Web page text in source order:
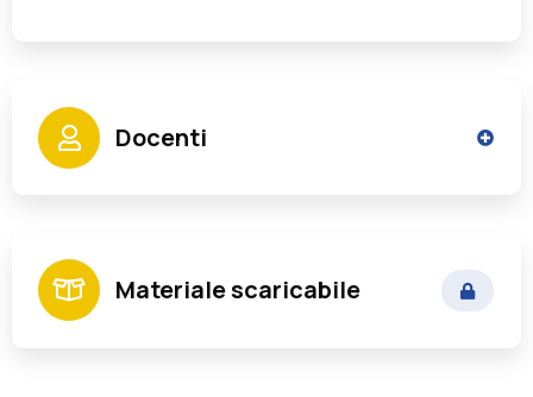
Docenti
Responsabile Servizio Finanziario di Ente
Materiale scaricabile